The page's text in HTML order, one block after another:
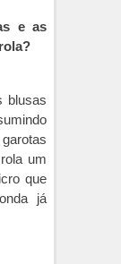
e as
blusas
um
que
já